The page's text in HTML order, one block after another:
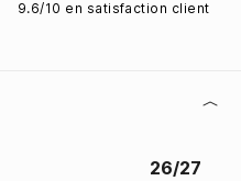
9.6/10 en satisfaction client
26/27